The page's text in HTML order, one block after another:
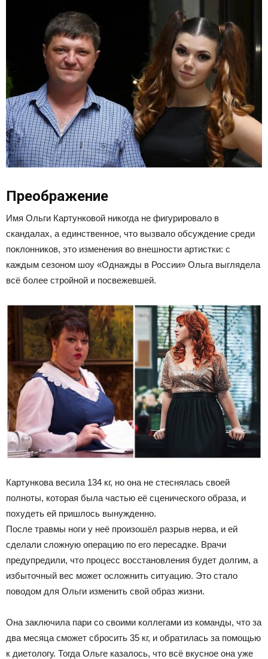
Преображение
Имя Ольги Картунковой никогда не фигурировало в
скандалах, а единственное, что вызвало обсуждение среди
поклонников, это изменения во внешности артистки: с
каждым сезоном шоу «Однажды в России» Ольга выглядела
всё более стройной и посвежевшей.
Картункова весила 134 кг, но она не стеснялась своей
полноты, которая была частью её сценического образа, и
похудеть ей пришлось вынужденно.
После травмы ноги у неё произошёл разрыв нерва, и ей
сделали сложную операцию по его пересадке. Врачи
предупредили, что процесс восстановления будет долгим, а
избыточный вес может осложнить ситуацию. Это стало
поводом для Ольги изменить свой образ жизни.
Она заключила пари со своими коллегами из команды, что за
два месяца сможет сбросить 35 кг, и обратилась за помощью
к диетологу. Тогда Ольге казалось, что всё вкусное она уже